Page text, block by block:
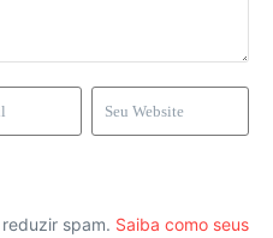
spam. Saiba como seus